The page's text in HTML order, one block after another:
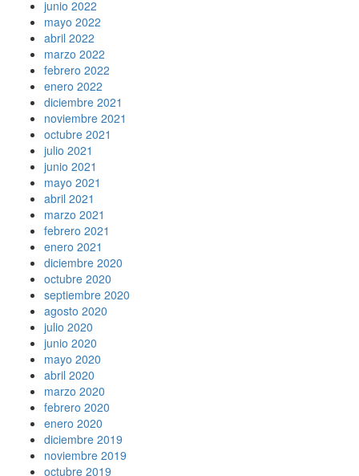
junio 2022
mayo 2022
abril 2022
marzo 2022
febrero 2022
enero 2022
diciembre 2021
noviembre 2021
octubre 2021
julio 2021
junio 2021
mayo 2021
abril 2021
marzo 2021
febrero 2021
enero 2021
diciembre 2020
octubre 2020
septiembre 2020
agosto 2020
julio 2020
junio 2020
mayo 2020
abril 2020
marzo 2020
febrero 2020
enero 2020
diciembre 2019
noviembre 2019
octubre 2019